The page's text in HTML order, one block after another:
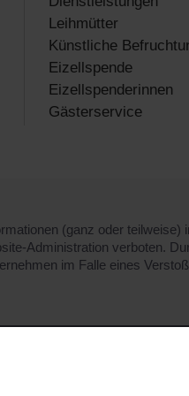
Leihmütter
Künstliche
Eizellspende
Eizellspenderinnen
Gästerservice
(ganz oder teilweise)
Administration verboten.
im Falle eines